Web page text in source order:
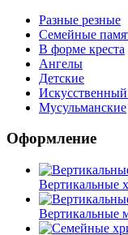
Разные резные
Семейные
В форме креста
Ангелы
Детские
Мусульманские
Оформление
Вертикальные
Вертикальные